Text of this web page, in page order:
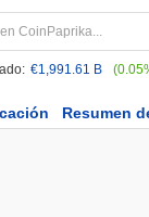
€1,991.61 B
Resumen